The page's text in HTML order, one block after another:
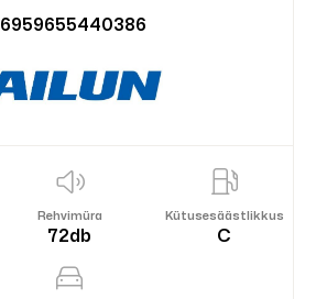
6959655440386
Rehvimüra
72db
Kütusesäästlikkus
C